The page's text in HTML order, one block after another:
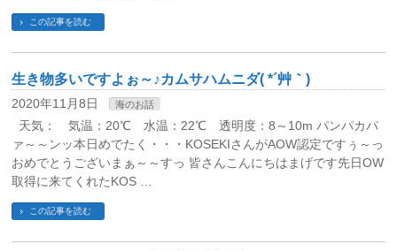
この記事を読む
生き物多いですよぉ～♪カムサハムニダ( *´艸｀)
2020年11月8日 海のお話
天気： 気温：20℃ 水温：22℃ 透明度：8～10m パンパカパ
ァ～～ンッ本日めでたく・・・KOSEKIさんがAOW認定ですぅ～っ
おめでとうございまぁ～～すっ 皆さんこんにちはまげです先日OW
取得に来てくれたKOS …
この記事を読む